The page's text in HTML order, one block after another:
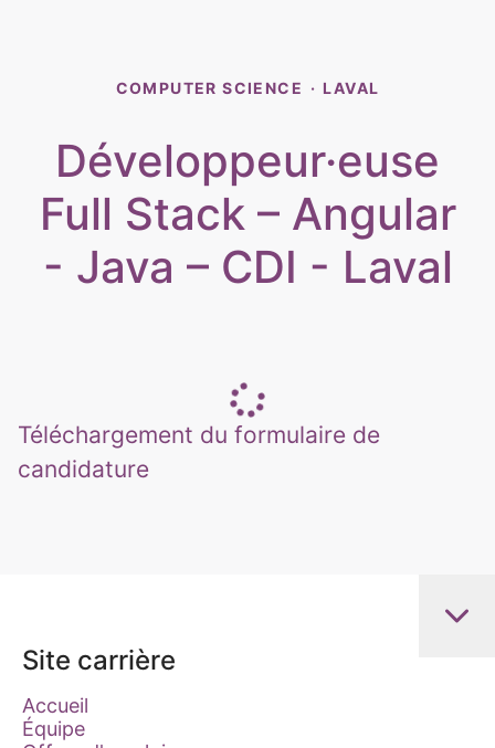
COMPUTER SCIENCE · LAVAL
Développeur·euse
Full Stack – Angular
- Java – CDI - Laval
Téléchargement du formulaire de
candidature
Site carrière
Accueil
Équipe